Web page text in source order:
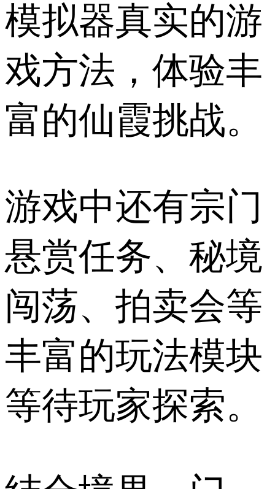
模拟器真实的游
戏方法，体验丰
富的仙霞挑战。
游戏中还有宗门
悬赏任务、秘境
闯荡、拍卖会等
丰富的玩法模块
等待玩家探索。